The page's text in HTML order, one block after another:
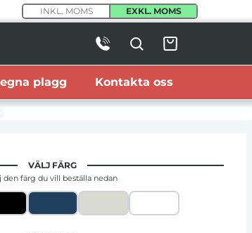
INKL. MOMS EXKL. MOMS
plagg Kontakta oss
VÄLJ FÄRG
den färg du vill beställa nedan